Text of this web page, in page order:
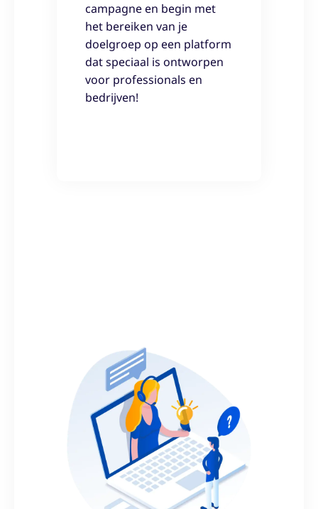
campagne en begin met
het bereiken van je
doelgroep op een platform
dat speciaal is ontworpen
voor professionals en
bedrijven!